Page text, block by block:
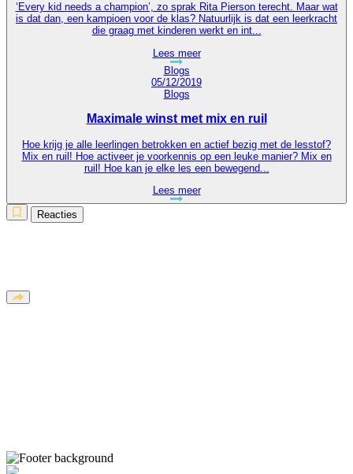
‘Every kid needs a champion’, zo sprak Rita Pierson terecht. Maar wat
is dat dan, een kampioen voor de klas? Natuurlijk is dat een leerkracht
die graag met kinderen werkt en int...
Lees meer
05/12/2019
Blogs
Maximale winst met mix en ruil
Hoe krijg je alle leerlingen betrokken en actief bezig met de lesstof?
Mix en ruil! Hoe activeer je voorkennis op een leuke manier? Mix en
ruil! Hoe kan je elke les een bewegend...
Lees meer
Reacties